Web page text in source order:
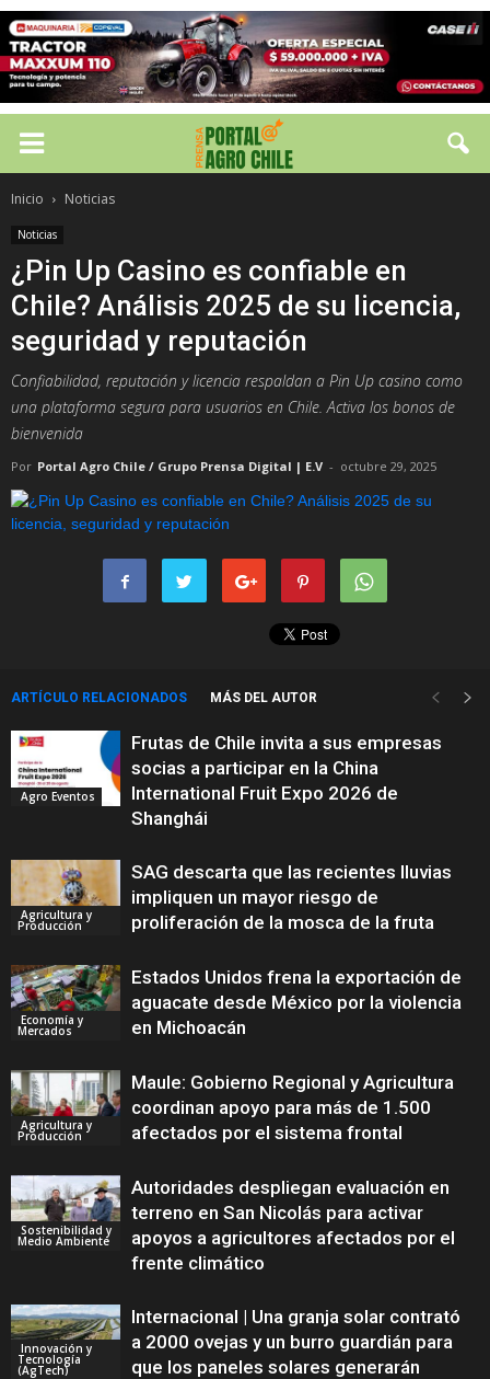
Inicio Noticias
Noticias
¿Pin Up Casino es confiable en
Chile? Análisis 2025 de su licencia,
seguridad y reputación
Confiabilidad, reputación y licencia respaldan a Pin Up casino como
una plataforma segura para usuarios en Chile. Activa los bonos de
bienvenida
Por Portal Agro Chile / Grupo Prensa Digital | E.V - octubre 29, 2025
ARTÍCULO RELACIONADOS MÁS DEL AUTOR
Agro Eventos
Frutas de Chile invita a sus empresas
socias a participar en la China
International Fruit Expo 2026 de
Shanghái
Agricultura y
Producción
SAG descarta que las recientes lluvias
impliquen un mayor riesgo de
proliferación de la mosca de la fruta
Economía y
Mercados
Estados Unidos frena la exportación de
aguacate desde México por la violencia
en Michoacán
Agricultura y
Producción
Maule: Gobierno Regional y Agricultura
coordinan apoyo para más de 1.500
afectados por el sistema frontal
Sostenibilidad y
Medio Ambiente
Autoridades despliegan evaluación en
terreno en San Nicolás para activar
apoyos a agricultores afectados por el
frente climático
Innovación y
Tecnología
(AgTech)
Internacional | Una granja solar contrató
a 2000 ovejas y un burro guardián para
que los paneles solares generarán